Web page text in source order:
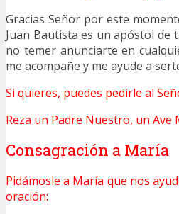
Gracias Señor por este
Juan Bautista es un apóstol de
no temer anunciarte en
me acompañe y me ayude a
Si quieres, puedes pedirle al
Reza un Padre Nuestro, un Ave
Consagración a María
Pidámosle a María que nos
oración: